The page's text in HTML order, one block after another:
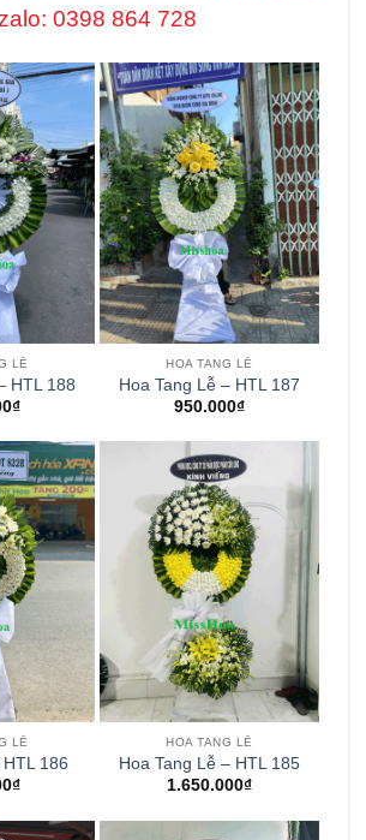
0398 864 728
LỄ
HTL 188
₫
HOA TANG LỄ
Hoa Tang Lễ – HTL 187
950.000₫
LỄ
186
₫
HOA TANG LỄ
Hoa Tang Lễ – HTL 185
1.650.000₫